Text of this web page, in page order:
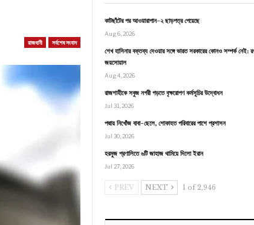
রাজধানী সর্বশেষ সংবাদ
কাটছাঁটের পর আওয়ারাপান-২ ছাড়পত্র পেয়েছে
Aug 6, 2026
শেখ হাসিনার বক্তব্য দেওয়ার সঙ্গে ভারত সরকারের কোনও সম্পর্ক নেই:
জয়সোয়াল
Aug 4, 2026
রাজশাহীকে সবুজ নগরী গড়তে বৃক্ষরোপণ কর্মসূচির উদ্বোধন
Jul 31, 2026
পদ্মায় নিখোঁজ বাবা-ছেলে, শোকাহত পরিবারের পাশে প্রশাসন
Jul 30, 2026
হরমুজ প্রণালিতে ৬টি জাহাজ থামিয়ে দিলো ইরান
Jul 27, 2026
PREV NEXT 1 of 2,946